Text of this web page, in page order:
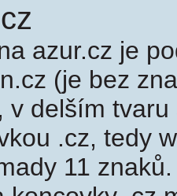
azur.cz je
(je bez
v delším
.cz, tedy
11